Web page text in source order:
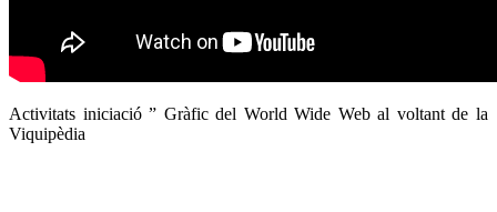
Activitats iniciació ” Gràfic del World Wide Web al voltant de la
Viquipèdia